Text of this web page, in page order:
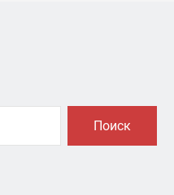
Поиск